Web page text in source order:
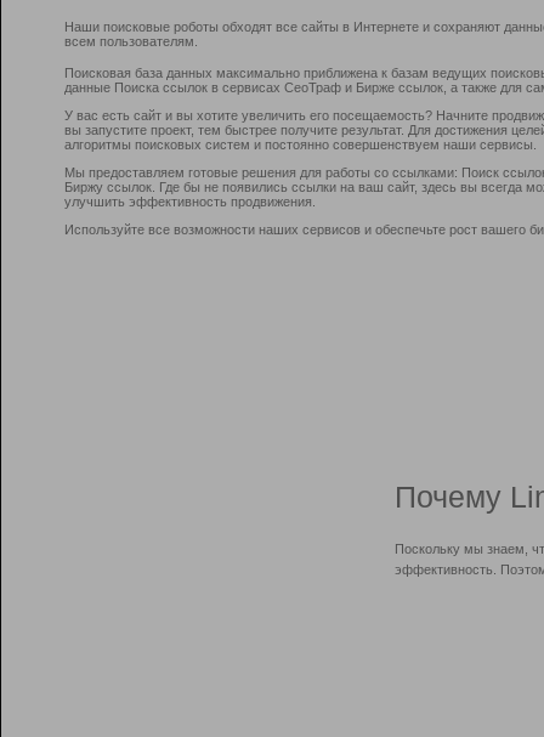
Наши поисковые роботы обходят все сайты в Интернете и сохраняют
всем пользователям.
Поисковая база данных максимально приближена к базам ведущих
данные Поиска ссылок в сервисах СеоТраф и Бирже ссылок, а также для
У вас есть сайт и вы хотите увеличить его посещаемость? Начните
вы запустите проект, тем быстрее получите результат. Для достижения
алгоритмы поисковых систем и постоянно совершенствуем наши сервисы.
Мы предоставляем готовые решения для работы со ссылками: Поиск
Биржу ссылок. Где бы не появились ссылки на ваш сайт, здесь вы всегда
улучшить эффективность продвижения.
Используйте все возможности наших сервисов и обеспечьте рост вашего
Почему
Поскольку мы знаем,
эффективность.